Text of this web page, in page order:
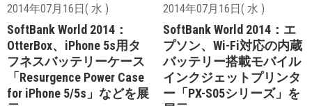
2014年07月16日( 水 )
SoftBank World 2014：
OtterBox、iPhone 5s用タ
フネスバッテリーケース
「Resurgence Power Case
for iPhone 5/5s」などを展
2014年07月16日( 水 )
SoftBank World 2014：エ
プソン、Wi-Fi対応の内蔵
バッテリー搭載モバイル
インクジェットプリンタ
ー「PX-S05シリーズ」を